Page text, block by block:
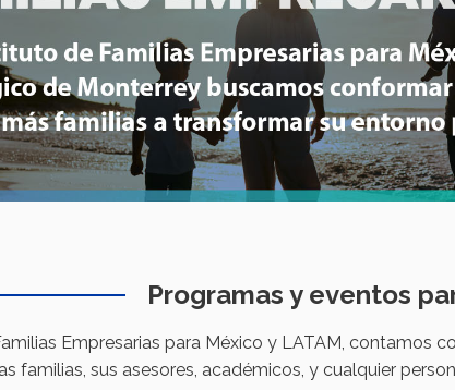
Programas y eventos
Empresarias para México y LATAM, contamos
familias, sus asesores, académicos, y cualquier